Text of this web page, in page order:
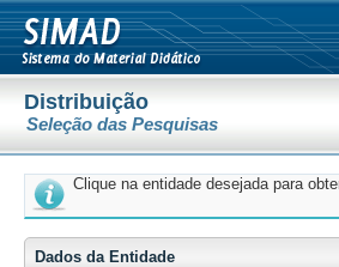
Distribuição
Seleção das Pesquisas
Clique na entidade desejada para
Dados da Entidade